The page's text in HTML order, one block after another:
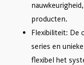
producten.
Flexibiliteit: De
series en
flexibel het